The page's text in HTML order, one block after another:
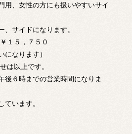
用、女性の方にも扱いやすいサイ
、サイドになります。
１５，７５０
になります）
は以上です。
後６時までの営業時間になりま
ています。